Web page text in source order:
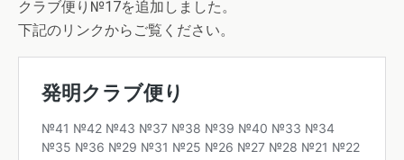
クラブ便り№17を追加しました。
下記のリンクからご覧ください。